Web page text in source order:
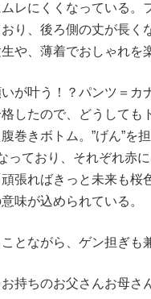
レにくくなっている。
り、後ろ側の丈が長く
や、薄着でおしゃれを
が叶う！？パンツ＝カ
したので、どうして
巻きボトム。”げん”を
っており、それぞれ赤
張ればきっと未来も桜
味が込められている。
とながら、ゲン担ぎも
持ちのお父さんお母さ